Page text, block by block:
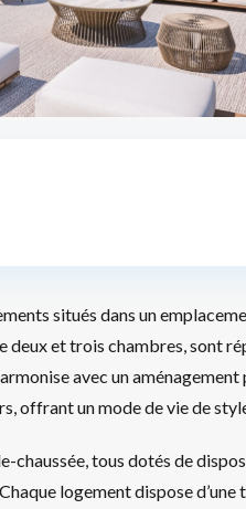
situés dans un
deux et trois chambres, sont
avec un
offrant un mode de vie de
chaussée, tous dotés de
logement dispose d’une